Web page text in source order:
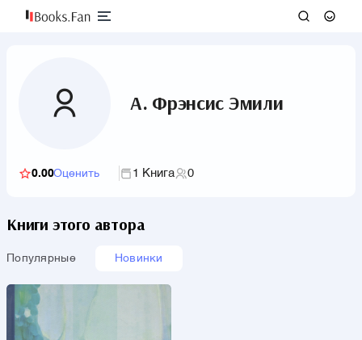
А. Фрэнсис Эмили
0.00Оценить 1 Книга 0
Книги этого автора
Популярные Новинки